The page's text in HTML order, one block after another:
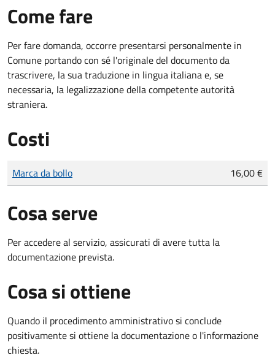
Come fare
Per fare domanda, occorre presentarsi personalmente in
Comune portando con sé l'originale del documento da
trascrivere, la sua traduzione in lingua italiana e, se
necessaria, la legalizzazione della competente autorità
straniera.
Costi
Tipo di pagamento
Importo
Marca da bollo 16,00 €
Cosa serve
Per accedere al servizio, assicurati di avere tutta la
documentazione prevista.
Cosa si ottiene
Quando il procedimento amministrativo si conclude
positivamente si ottiene la documentazione o l'informazione
chiesta.